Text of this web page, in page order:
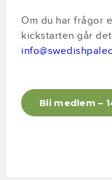
Om du har frågor
kickstarten går
Bli medlem –